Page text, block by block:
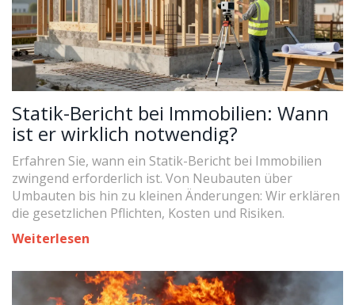
Statik-Bericht bei Immobilien: Wann
ist er wirklich notwendig?
Erfahren Sie, wann ein Statik-Bericht bei Immobilien
zwingend erforderlich ist. Von Neubauten über
Umbauten bis hin zu kleinen Änderungen: Wir erklären
die gesetzlichen Pflichten, Kosten und Risiken.
Weiterlesen